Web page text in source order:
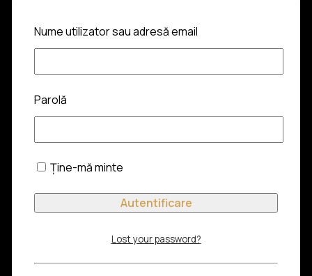
Nume utilizator sau adresă email
Parolă
Ține-mă minte
Lost your password?